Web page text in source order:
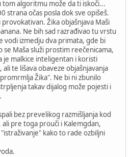
tom algoritmu može da ti iskoči...
strana očas posla dok sve opišeš.
Žika objašnjava Maši
Ne bih sad razrađivao tu vrstu
vodi izmedju dva primata, gde bi
Maša služi prostim reečenicama,
je malkice inteligentan i koristi
te lišava obaveze objašnjavanja
Žika". Ne bi ni zbunilo
takav dijalog može pojesti i
bez prevelikog razmišljanja kod
pre toga prouči i Kalemgdan,
kako to rade ozbiljni